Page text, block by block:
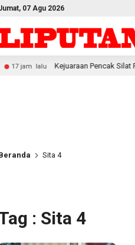
07 Agu 2026
Pencak Silat Piala Gubernur
Sita 4
: Sita 4